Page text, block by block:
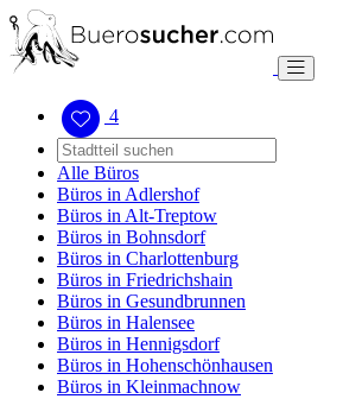
4
Alle Büros
Büros in Adlershof
Büros in Alt-Treptow
Büros in Bohnsdorf
Büros in Charlottenburg
Büros in Friedrichshain
Büros in Gesundbrunnen
Büros in Halensee
Büros in Hennigsdorf
Büros in Hohenschönhausen
Büros in Kleinmachnow